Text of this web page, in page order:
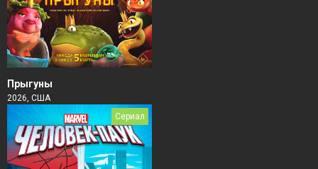
Прыгуны
2026, США
Сериал